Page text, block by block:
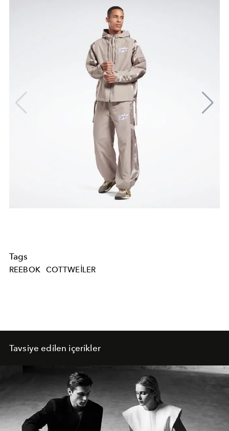
Tags
REEBOK COTTWEILER
Tavsiye edilen içerikler